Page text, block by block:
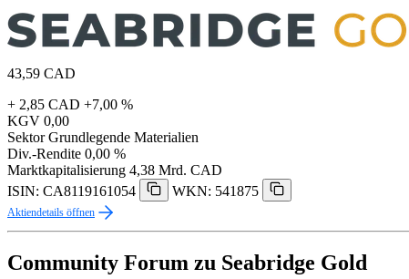
43,59 CAD
+ 2,85 CAD +7,00 %
KGV 0,00
Sektor Grundlegende Materialien
Div.-Rendite 0,00 %
Marktkapitalisierung 4,38 Mrd. CAD
ISIN: CA8119161054
WKN: 541875
Aktiendetails öffnen
Community Forum zu Seabridge Gold